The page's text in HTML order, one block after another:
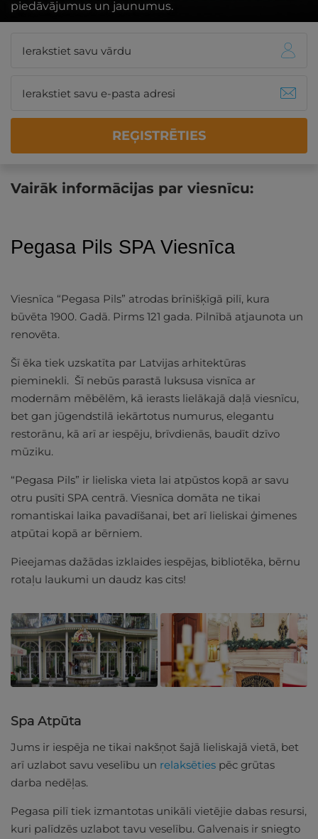
piedāvājumus un jaunumus.
REĢISTRĒTIES
Vairāk informācijas par viesnīcu:
Pegasa Pils SPA Viesnīca
Viesnīca “Pegasa Pils” atrodas brīnišķīgā pilī, kura
būvēta 1900. Gadā. Pirms 121 gada. Pilnībā atjaunota un
renovēta.
Šī ēka tiek uzskatīta par Latvijas arhitektūras
pieminekli. Šī nebūs parastā luksusa visnīca ar
modernām mēbēlēm, kā ierasts lielākajā daļā viesnīcu,
bet gan jūgendstilā iekārtotus numurus, elegantu
restorānu, kā arī ar iespēju, brīvdienās, baudīt dzīvo
mūziku.
“Pegasa Pils” ir lieliska vieta lai atpūstos kopā ar savu
otru pusīti SPA centrā. Viesnīca domāta ne tikai
romantiskai laika pavadīšanai, bet arī lieliskai ģimenes
atpūtai kopā ar bērniem.
Pieejamas dažādas izklaides iespējas, bibliotēka, bērnu
rotaļu laukumi un daudz kas cits!
Spa Atpūta
Jums ir iespēja ne tikai nakšņot šajā lieliskajā vietā, bet
arī uzlabot savu veselību un relaksēties pēc grūtas
darba nedēļas.
Pegasa pilī tiek izmantotas unikāli vietējie dabas resursi,
kuri palīdzēs uzlabot tavu veselību. Galvenais ir sniegto